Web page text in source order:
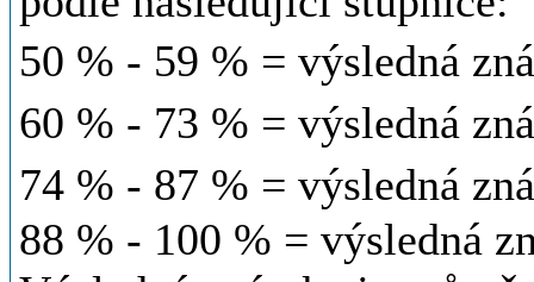
50 % - 59 % = výsledná
60 % - 73 % = výsledná
74 % - 87 % = výsledná
88 % - 100 % = výsledná